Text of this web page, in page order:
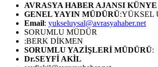
AVRASYA HABER AJANSI KÜNYE
GENEL YAYIN MÜDÜRÜ:YÜKSEL
Email: yukseluysal@avrasyahaber.net
SORUMLU MÜDÜR
:BERK DİKMEN
SORUMLU YAZİŞLERİ MÜDÜRÜ:
Dr.SEYFİ AKİL